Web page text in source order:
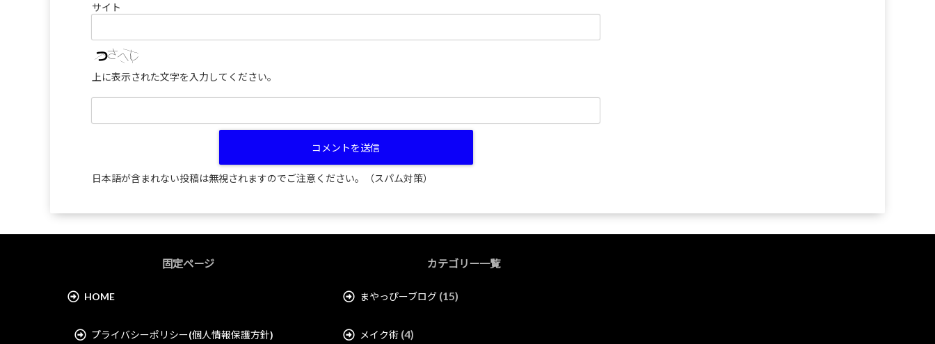
サイト
上に表示された文字を入力してください。
日本語が含まれない投稿は無視されますのでご注意ください。（スパム対策）
固定ページ
HOME
プライバシーポリシー(個人情報保護方針)
カテゴリー一覧
まやっぴーブログ (15)
メイク術 (4)